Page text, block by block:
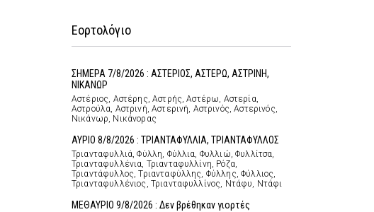
Εορτολόγιο
ΣΗΜΕΡΑ 7/8/2026 : ΑΣΤΕΡΙΟΣ, ΑΣΤΕΡΩ, ΑΣΤΡΙΝΗ,
ΝΙΚΑΝΩΡ
Αστέριος, Αστέρης, Αστρής, Αστέρω, Αστερία,
Αστρούλα, Αστρινή, Αστερινή, Αστρινός, Αστερινός,
Νικάνωρ, Νικάνορας
ΑΥΡΙΟ 8/8/2026 : ΤΡΙΑΝΤΑΦΥΛΛΙΑ, ΤΡΙΑΝΤΑΦΥΛΛΟΣ
Τριανταφυλλιά, Φύλλη, Φύλλια, Φυλλιώ, Φυλλίτσα,
Τριανταφυλλένια, Τριανταφυλλίνη, Ρόζα,
Τριαντάφυλλος, Τριανταφύλλης, Φύλλης, Φύλλιος,
Τριανταφυλλένιος, Τριανταφυλλίνος, Ντάφυ, Ντάφι
ΜΕΘΑΥΡΙΟ 9/8/2026 : Δεν βρέθηκαν γιορτές